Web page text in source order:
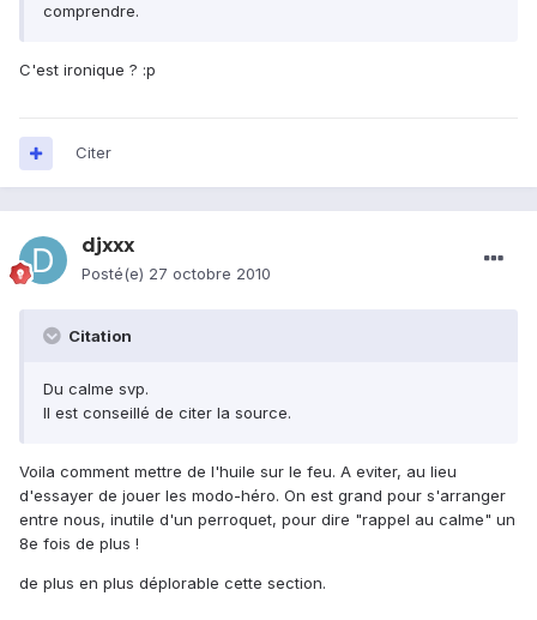
comprendre.
C'est ironique ? :p
Citer
djxxx
Posté(e) 27 octobre 2010
Citation
Du calme svp.
Il est conseillé de citer la source.
Voila comment mettre de l'huile sur le feu. A eviter, au lieu
d'essayer de jouer les modo-héro. On est grand pour s'arranger
entre nous, inutile d'un perroquet, pour dire "rappel au calme" un
8e fois de plus !
de plus en plus déplorable cette section.